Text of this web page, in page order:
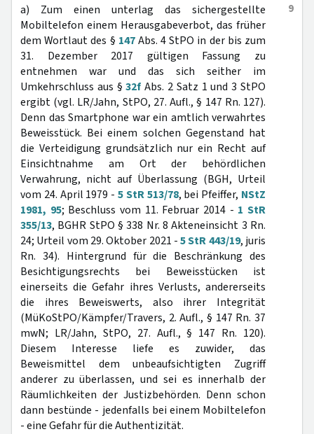
9
a) Zum einen unterlag das sichergestellte
Mobiltelefon einem Herausgabeverbot, das früher
dem Wortlaut des § 147Abs. 4 StPO in der bis zum
31. Dezember 2017 gültigen Fassung zu
entnehmen war und das sich seither im
Umkehrschluss aus §32f Abs. 2 Satz 1 und 3 StPO
ergibt (vgl. LR/Jahn, StPO, 27. Aufl., § 147 Rn. 127).
Denn das Smartphone war ein amtlich verwahrtes
Beweisstück. Bei einem solchen Gegenstand hat
die Verteidigung grundsätzlich nur ein Recht auf
Einsichtnahme am Ort der behördlichen
Verwahrung, nicht auf Überlassung (BGH, Urteil
vom 24. April 1979 - 5 StR 513/78, bei Pfeiffer, NStZ
1981, 95; Beschluss vom 11. Februar 2014 - 1 StR
355/13, BGHR StPO § 338 Nr. 8 Akteneinsicht 3 Rn.
24; Urteil vom 29. Oktober 2021 -5 StR 443/19, juris
Rn. 34). Hintergrund für die Beschränkung des
Besichtigungsrechts bei Beweisstücken ist
einerseits die Gefahr ihres Verlusts, andererseits
die ihres Beweiswerts, also ihrer Integrität
(MüKoStPO/Kämpfer/Travers, 2. Aufl., § 147 Rn. 37
mwN; LR/Jahn, StPO, 27. Aufl., § 147 Rn. 120).
Diesem Interesse liefe es zuwider, das
Beweismittel dem unbeaufsichtigten Zugriff
anderer zu überlassen, und sei es innerhalb der
Räumlichkeiten der Justizbehörden. Denn schon
dann bestünde - jedenfalls bei einem Mobiltelefon
- eine Gefahr für die Authentizität.